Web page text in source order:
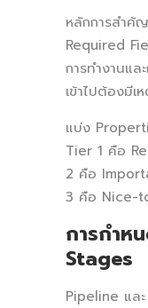
หลักการสำคั
Required
การทำงานแล
เข้าไปต้องมีเ
แบ่ง
Tier 1 คือ
2 คือ
3 คือ Nice-
การกำห
Stages
Pipeline แล